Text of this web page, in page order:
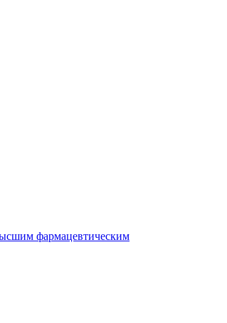
фармацевтическим